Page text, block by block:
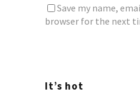
Save my name,
browser for the next
It’s hot